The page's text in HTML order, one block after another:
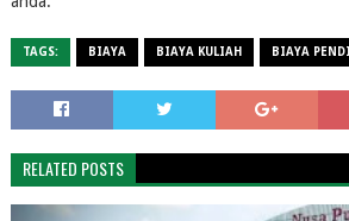
TAGS: BIAYA BIAYA KULIAH BIAYA
RELATED POSTS